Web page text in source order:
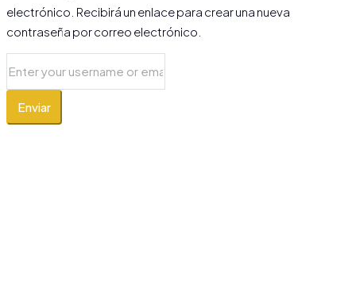
electrónico. Recibirá un enlace para crear una nueva
contraseña por correo electrónico.
Enviar